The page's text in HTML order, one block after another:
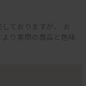
ておりますが、 お
り実際の商品と色味